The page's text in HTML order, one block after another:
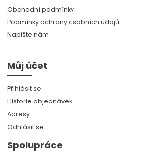
Obchodní podmínky
Podmínky ochrany osobních údajů
Napište nám
Můj účet
Přihlásit se
Historie objednávek
Adresy
Odhlásit se
Spolupráce